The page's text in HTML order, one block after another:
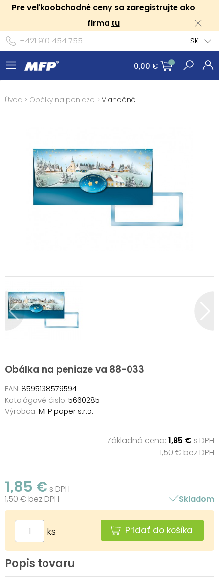
Pre veľkoobchodné ceny sa zaregistrujte ako
firma tu
+421 910 454 755
SK
0,00 €
Úvod > Obálky na peniaze > Vianočné
Obálka na peniaze va 88-033
EAN: 8595138579594
Katalógové čislo: 5660285
Výrobca: MFP paper s.r.o.
Základná cena: 1,85 € s DPH
1,50 € bez DPH
1,85 € s DPH
1,50 € bez DPH
Skladom
ks Pridať do košíka
Popis tovaru